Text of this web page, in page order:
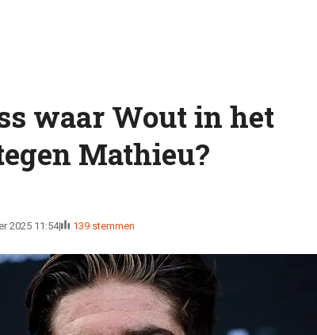
waar Wout in het
Mathieu?
2025 11:54 139 stemmen